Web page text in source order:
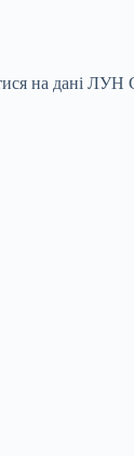
на дані ЛУН